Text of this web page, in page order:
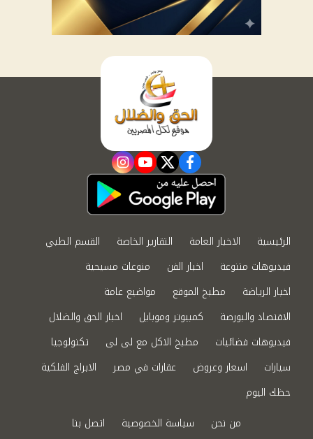
facebook
twitter
youtube
instagram
الرئيسية الاخبار العامة التقارير الخاصة
القسم الطبي
فيديوهات متنوعة
اخبار الفن
منوعات مسيحية
اخبار الرياضة
مطبخ الموقع
مواضيع عامة
الاقتصاد والبورصة
كمبيوتر وموبايل
اخبار الحق والضلال
فيديوهات فضائيات
مطبخ الاكل مع لى لى
تكنولوجيا
سيارات
اسعار وعروض عقارات في مصر
الابراج الفلكية
حظك اليوم
من نحن
سياسة الخصوصية اتصل بنا